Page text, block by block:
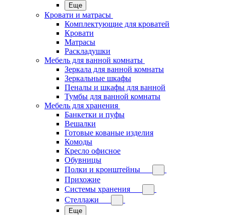
Еще
Кровати и матрасы
Комплектующие для кроватей
Кровати
Матрасы
Раскладушки
Мебель для ванной комнаты
Зеркала для ванной комнаты
Зеркальные шкафы
Пеналы и шкафы для ванной
Тумбы для ванной комнаты
Мебель для хранения
Банкетки и пуфы
Вешалки
Готовые кованые изделия
Комоды
Кресло офисное
Обувницы
Полки и кронштейны
Прихожие
Системы хранения
Стеллажи
Еще